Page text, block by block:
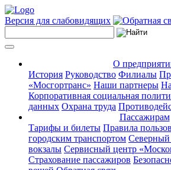
Версия для слабовидящих
О
История Руководство Филиалы
«Мосгортранс» Наши партнеры
Корпоративная социальная
данных Охрана труда
Пассажирам
Тарифы и билеты Правила
городским транспортом
вокзалы Сервисный центр
Страхование пассажиров